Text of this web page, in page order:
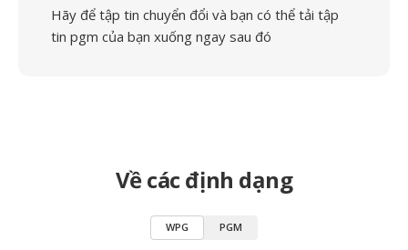
Hãy để tập tin chuyển đổi và bạn có thể tải tập
tin pgm của bạn xuống ngay sau đó
Về các định dạng
WPG PGM